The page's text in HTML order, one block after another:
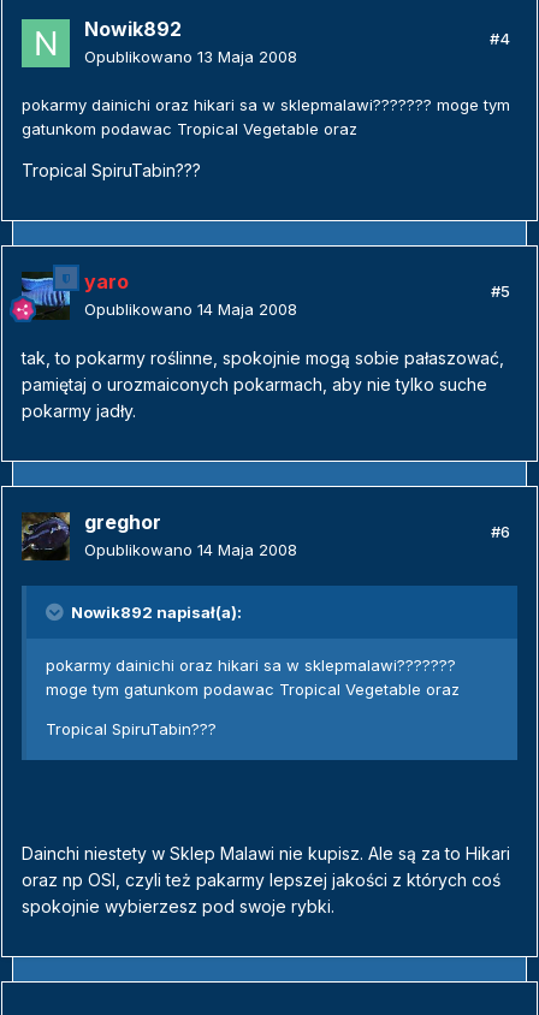
Nowik892
Opublikowano 13 Maja 2008
#4
pokarmy dainichi oraz hikari sa w sklepmalawi??????? moge tym
gatunkom podawac Tropical Vegetable oraz
Tropical SpiruTabin???
yaro
Opublikowano 14 Maja 2008
#5
tak, to pokarmy roślinne, spokojnie mogą sobie pałaszować,
pamiętaj o urozmaiconych pokarmach, aby nie tylko suche
pokarmy jadły.
greghor
Opublikowano 14 Maja 2008
#6
Nowik892 napisał(a):
pokarmy dainichi oraz hikari sa w sklepmalawi???????
moge tym gatunkom podawac Tropical Vegetable oraz
Tropical SpiruTabin???
Dainchi niestety w Sklep Malawi nie kupisz. Ale są za to Hikari
oraz np OSI, czyli też pakarmy lepszej jakości z których coś
spokojnie wybierzesz pod swoje rybki.